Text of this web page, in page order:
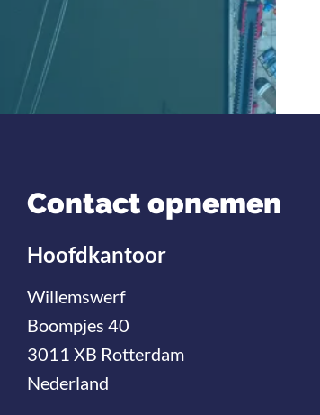
Contact opnemen
Hoofdkantoor
Willemswerf
Boompjes 40
3011 XB Rotterdam
Nederland